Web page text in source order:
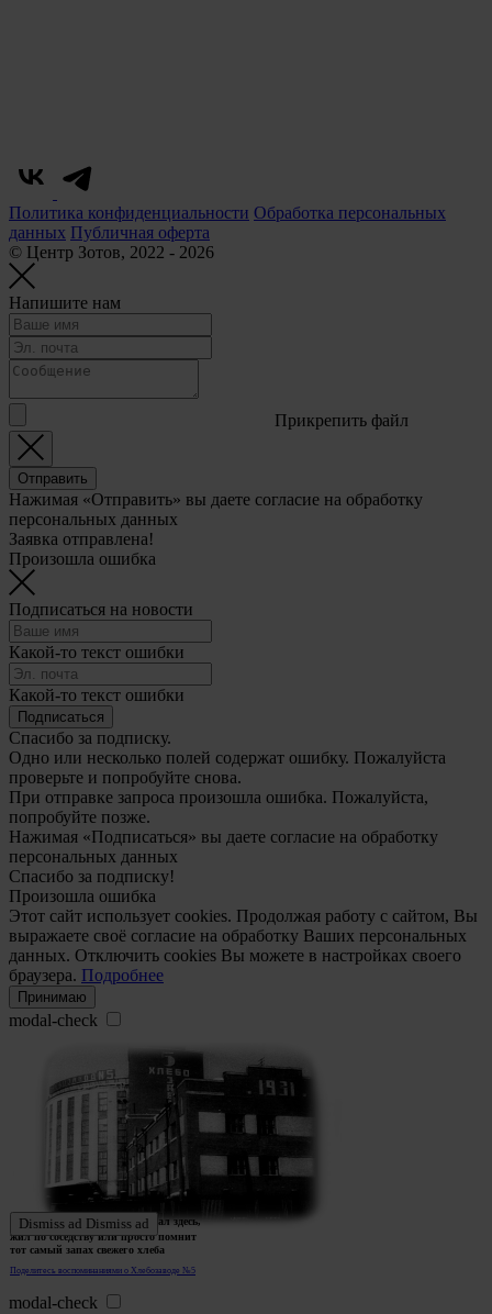
Политика конфиденциальности Обработка персональных
данных Публичная оферта
© Центр Зотов, 2022 - 2026
Напишите нам
Прикрепить файл
Отправить
Нажимая «Отправить» вы даете согласие на обработку
персональных данных
Заявка отправлена!
Произошла ошибка
Подписаться на новости
Какой-то текст ошибки
Какой-то текст ошибки
Подписаться
Спасибо за подписку.
Одно или несколько полей содержат ошибку. Пожалуйста
проверьте и попробуйте снова.
При отправке запроса произошла ошибка. Пожалуйста,
попробуйте позже.
Нажимая «Подписаться» вы даете согласие на обработку
персональных данных
Спасибо за подписку!
Произошла ошибка
Этот сайт использует cookies. Продолжая работу с сайтом, Вы
выражаете своё согласие на обработку Ваших персональных
данных. Отключить cookies Вы можете в настройках своего
браузера. Подробнее
Принимаю
modal-check
Поделитесь воспоминаниями о Хлебозаводе №5
Ждем истории тех, кто работал здесь,
жил по соседству или просто помнит
тот самый запах свежего хлеба
Dismiss ad Dismiss ad
modal-check